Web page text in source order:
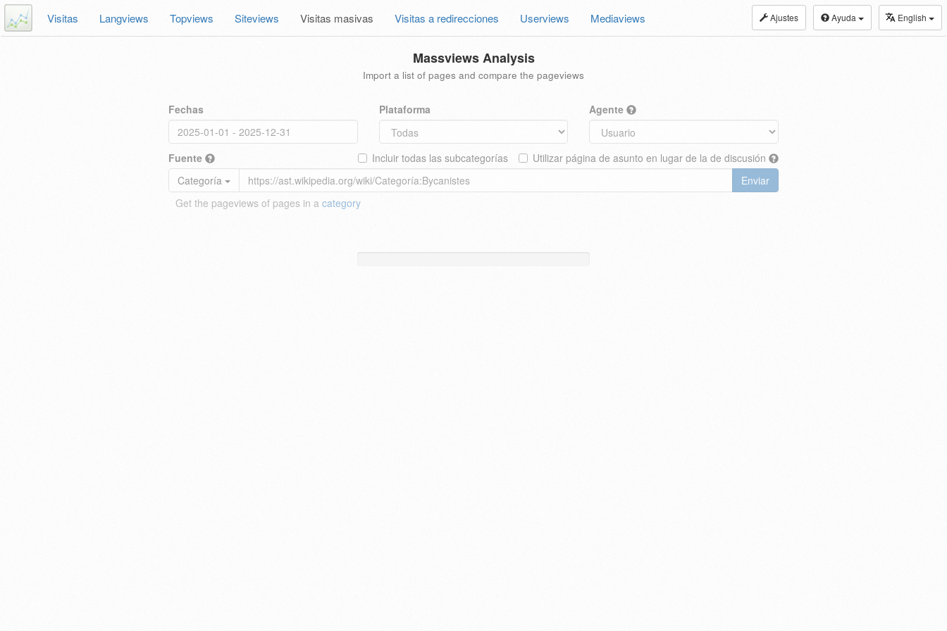
Ajustes Ayuda English
Visitas Langviews Topviews Siteviews Visitas masivas Visitas a redirecciones Userviews Mediaviews
Massviews Analysis
Import a list of pages and compare the pageviews
Fechas Plataforma Agente
Fuente Utilizar página de asunto en lugar de la de discusión
Incluir todas las subcategorías
Categoría
Enviar
Get the pageviews of pages in a category